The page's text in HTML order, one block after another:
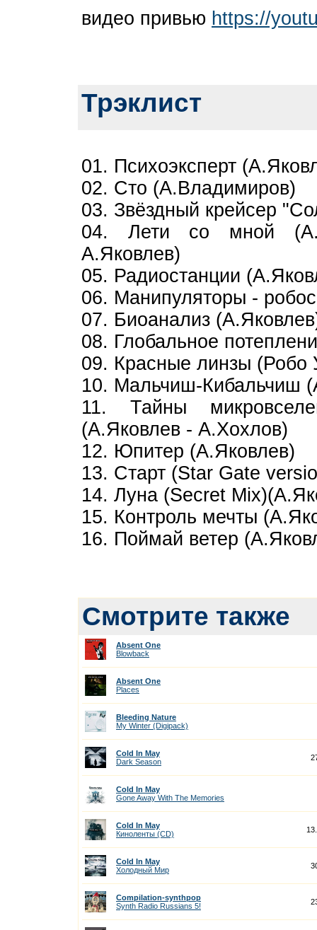
видео привью https://
Трэклист
01. Психоэксперт
02. Сто (А.Владимиров)
03. Звёздный крейсер
04. Лети со мной
А.Яковлев)
05. Радиостанции
06. Манипуляторы -
07. Биоанализ
08. Глобальное
09. Красные линзы (Робо
10. Мальчиш-Кибальчиш
11. Тайны
(А.Яковлев - А.Хохлов)
12. Юпитер (А.Яковлев)
13. Старт (Star Gate
14. Луна (Secret
15. Контроль мечты
16. Поймай ветер
Смотрите также
Absent One
Blowback
Absent One
Places
Bleeding Nature
My Winter (Digipack)
Cold In May
Dark Season
Cold In May
Gone Away With The Memories
Cold In May
Киноленты (CD)
Cold In May
Холодный Мир
Compilation-synthpop
Synth Radio Russians 5!